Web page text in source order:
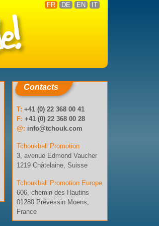
FR DE EN IT
Contacts
T: +41 (0) 22 368 00 41
F: +41 (0) 22 368 00 28
@: info@tchouk.com
Tchoukball Promotion
3, avenue Edmond Vaucher
1219 Châtelaine, Suisse
Tchoukball Promotion Europe
606, chemin des Hautins
01280 Prévessin Moens,
France